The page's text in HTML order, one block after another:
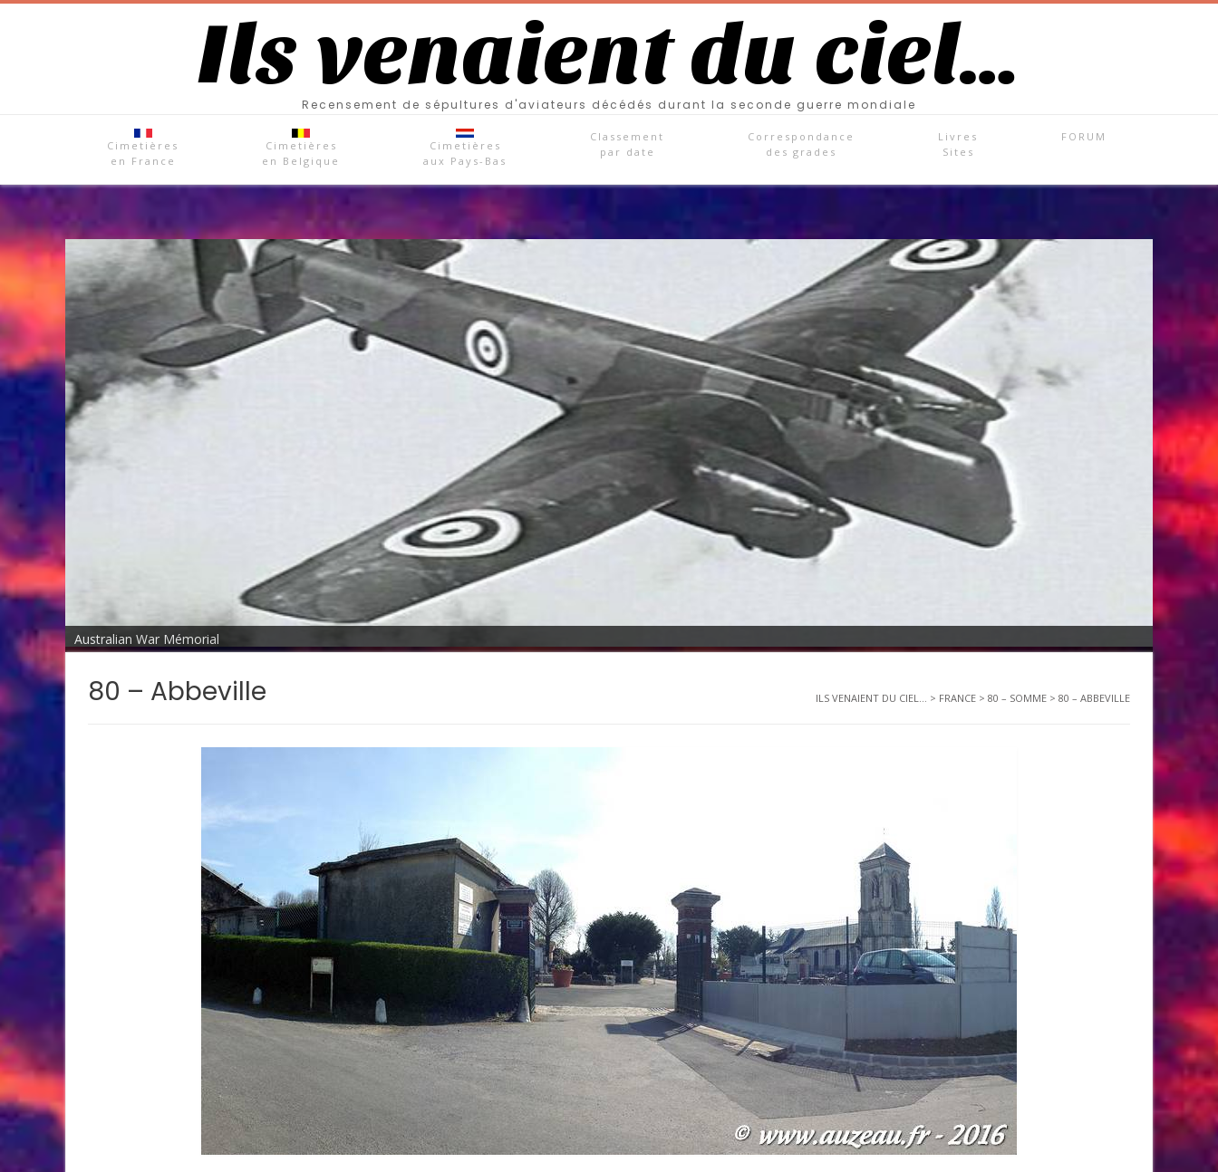
Ils venaient du ciel…
Recensement de sépultures d'aviateurs décédés durant la seconde guerre mondiale
Cimetières
en France
Cimetières
en Belgique
Cimetières
aux Pays-Bas
Classement
par date
Correspondance
des grades
Livres
Sites
FORUM
Australian War Mémorial
80 – Abbeville ILS VENAIENT DU CIEL... > FRANCE > 80 – SOMME > 80 – ABBEVILLE